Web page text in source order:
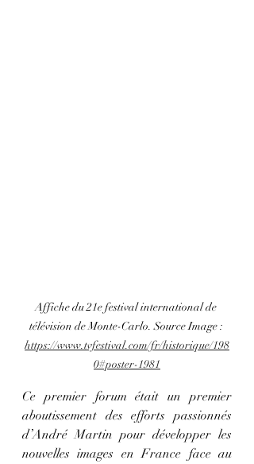
Affiche du 21e festival international de
télévision de Monte-Carlo. Source Image :
https://www.tvfestival.com/fr/historique/198
0#poster-1981
Ce premier forum était un premier
aboutissement des efforts passionnés
d’André Martin pour développer les
nouvelles images en France face au